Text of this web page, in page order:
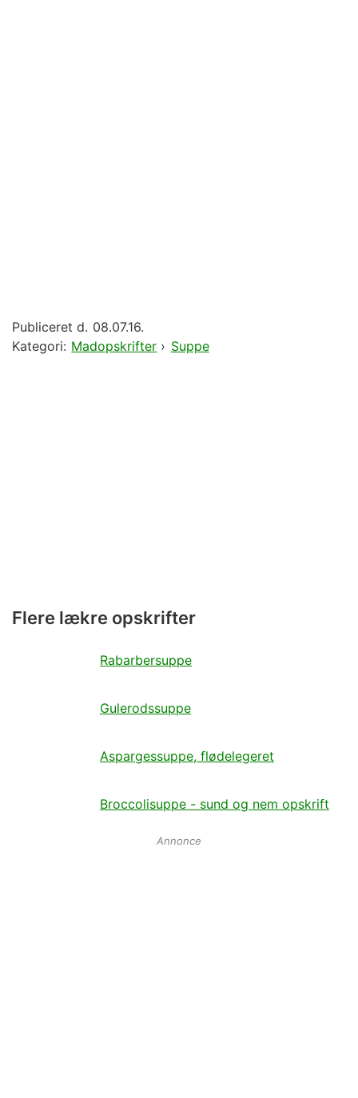
Publiceret d. 08.07.16.
Kategori: Madopskrifter › Suppe
Flere lækre opskrifter
Rabarbersuppe
Gulerodssuppe
Aspargessuppe, flødelegeret
Broccolisuppe - sund og nem opskrift
Annonce